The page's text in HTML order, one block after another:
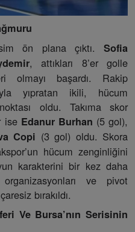
ön plana çıktı. Sofia
, attıkları 8’er golle
olmayı başardı. Rakip
yıpratan ikili, hücum
oldu. Takıma skor
ise Edanur Burhan (5 gol),
Copi (3 gol) oldu. Skora
hücum zenginliğini
karakterini bir kez daha
ve pivot
bırakıldı.
Ve Bursa’nın Serisinin